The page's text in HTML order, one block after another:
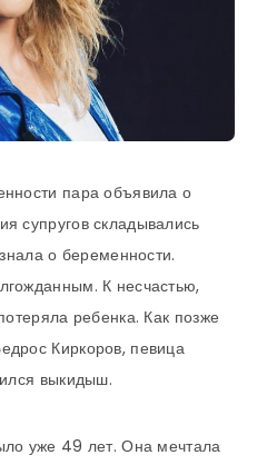
пара объявила о
супругов складывались
о беременности.
К несчастью,
ребенка. Как позже
Киркоров, певица
выкидыш.
уже 49 лет. Она мечтала